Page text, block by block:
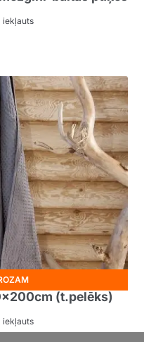
iekļauts
(t.pelēks)
iekļauts